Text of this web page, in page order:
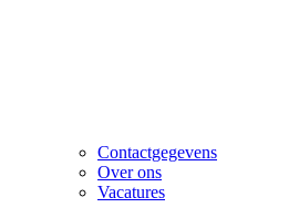
Contactgegevens
Over ons
Vacatures